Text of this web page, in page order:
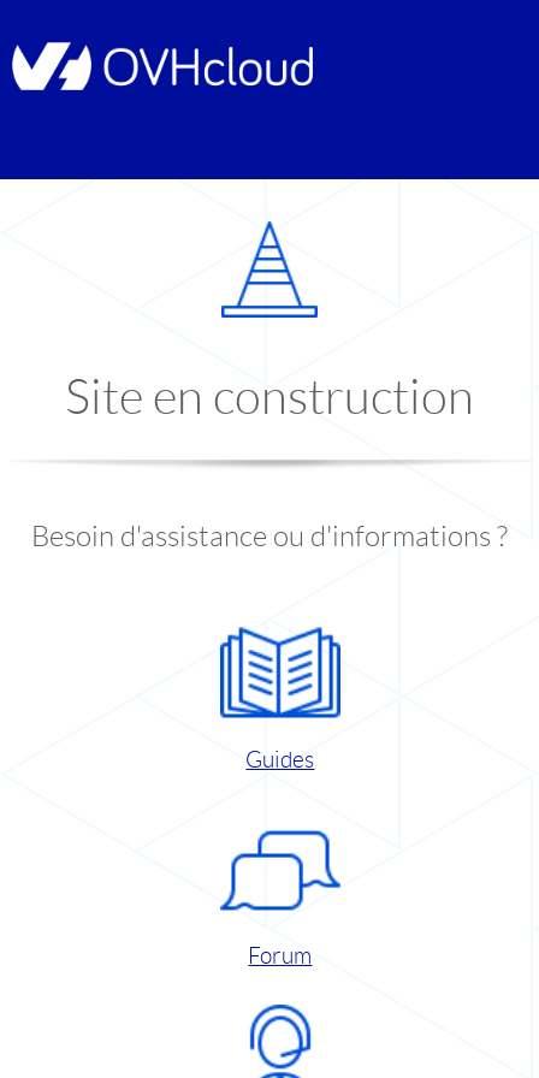
Site en construction
Besoin d'assistance ou d'informations ?
Guides
Forum